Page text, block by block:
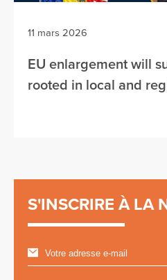
11 mars 2026
EU enlargement will
rooted in local and
S'INSCRIRE À LA